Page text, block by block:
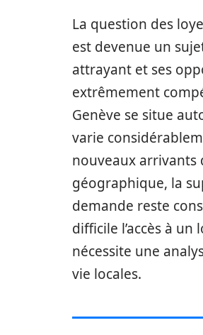
La question des
est devenue un
attrayant et ses
extrêmement
Genève se situe
varie
nouveaux arrivants
géographique, la
demande reste
difficile l’accès à
nécessite une
vie locales.